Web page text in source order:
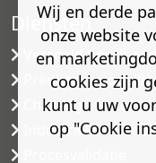
Diensten
Versneld
Predictive
Challenge testen
Industriële
Wij en derde
onze website
en
cookies zijn
kunt u uw
op "Cookie